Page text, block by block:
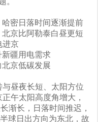
密日落时间逐渐提前
京比阿勒泰白昼更短
进京
疆用电需求
京低碳发展
昼夜长短、太阳方位
午太阳高度角增大，
渐长，日落时间推迟，
球日出方向为东北，故